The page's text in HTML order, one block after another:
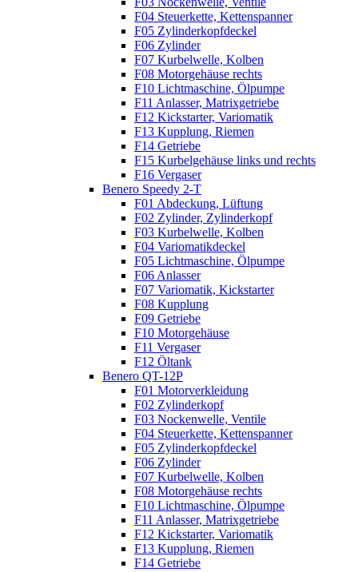
F04 Steuerkette, Kettenspanner
F05 Zylinderkopfdeckel
F06 Zylinder
F07 Kurbelwelle, Kolben
F08 Motorgehäuse rechts
F10 Lichtmaschine, Ölpumpe
F11 Anlasser, Matrixgetriebe
F12 Kickstarter, Variomatik
F13 Kupplung, Riemen
F14 Getriebe
F15 Kurbelgehäuse links und rechts
F16 Vergaser
Benero Speedy 2-T
F01 Abdeckung, Lüftung
F02 Zylinder, Zylinderkopf
F03 Kurbelwelle, Kolben
F04 Variomatikdeckel
F05 Lichtmaschine, Ölpumpe
F06 Anlasser
F07 Variomatik, Kickstarter
F08 Kupplung
F09 Getriebe
F10 Motorgehäuse
F11 Vergaser
F12 Öltank
Benero QT-12P
F01 Motorverkleidung
F02 Zylinderkopf
F03 Nockenwelle, Ventile
F04 Steuerkette, Kettenspanner
F05 Zylinderkopfdeckel
F06 Zylinder
F07 Kurbelwelle, Kolben
F08 Motorgehäuse rechts
F10 Lichtmaschine, Ölpumpe
F11 Anlasser, Matrixgetriebe
F12 Kickstarter, Variomatik
F13 Kupplung, Riemen
F14 Getriebe